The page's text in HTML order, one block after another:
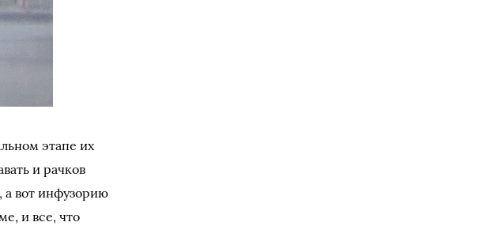
этапе их
и рачков
а вот инфузорию
и все, что